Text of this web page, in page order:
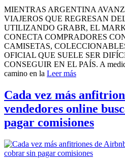
MIENTRAS ARGENTINA
VIAJEROS QUE REGRESAN
UTILIZANDO GRABR, EL
CONECTA COMPRADORES
CAMISETAS,
OFICIAL QUE SUELE SER
CONSEGUIR EN EL PAÍS. A
camino en la Leer más
Cada vez más
vendedores online
pagar comisiones